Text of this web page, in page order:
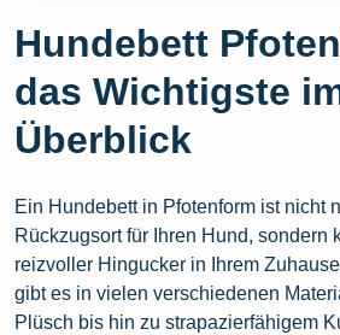
Hundebett
das Wichtigste
Überblick
Ein Hundebett in Pfotenform ist nicht
Rückzugsort für Ihren Hund, sondern
reizvoller Hingucker in Ihrem
gibt es in vielen verschiedenen
Plüsch bis hin zu strapazierfähigem